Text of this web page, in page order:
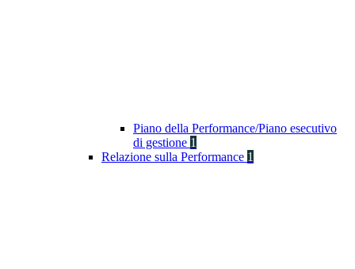
Piano della Performance/Piano esecutivo
di gestione 1
Relazione sulla Performance 1